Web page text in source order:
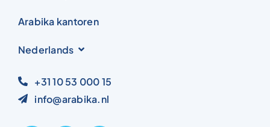
Arabika kantoren
Nederlands
+31 10 53 000 15
info@arabika.nl